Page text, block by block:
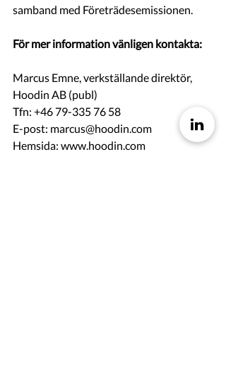
samband med Företrädesemissionen.
För mer information vänligen kontakta:
Marcus Emne, verkställande direktör,
Hoodin AB (publ)
Tfn: +46 79-335 76 58
E-post: marcus@hoodin.com
Hemsida: www.hoodin.com